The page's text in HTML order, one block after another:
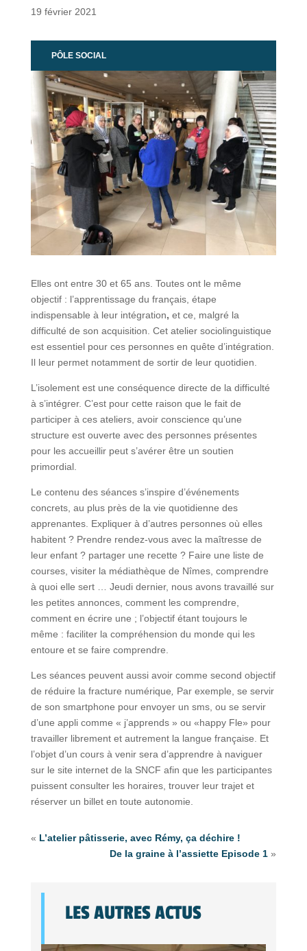
19 février 2021
PÔLE SOCIAL
Elles ont entre 30 et 65 ans. Toutes ont le même
objectif : l’apprentissage du français, étape
indispensable à leur intégration, et ce, malgré la
difficulté de son acquisition. Cet atelier sociolinguistique
est essentiel pour ces personnes en quête d’intégration.
Il leur permet notamment de sortir de leur quotidien.
L’isolement est une conséquence directe de la difficulté
à s’intégrer. C’est pour cette raison que le fait de
participer à ces ateliers, avoir conscience qu’une
structure est ouverte avec des personnes présentes
pour les accueillir peut s’avérer être un soutien
primordial.
Le contenu des séances s’inspire d’événements
concrets, au plus près de la vie quotidienne des
apprenantes. Expliquer à d’autres personnes où elles
habitent ? Prendre rendez-vous avec la maîtresse de
leur enfant ? partager une recette ? Faire une liste de
courses, visiter la médiathèque de Nîmes, comprendre
à quoi elle sert … Jeudi dernier, nous avons travaillé sur
les petites annonces, comment les comprendre,
comment en écrire une ; l’objectif étant toujours le
même : faciliter la compréhension du monde qui les
entoure et se faire comprendre.
Les séances peuvent aussi avoir comme second objectif
de réduire la fracture numérique
Par exemple, se servir
de son smartphone pour envoyer un sms, ou se servir
d’une appli comme « j’apprends » ou «happy Fle» pour
travailler librement et autrement la langue française. Et
l’objet d’un cours à venir sera d’apprendre à naviguer
sur le site internet de la SNCF afin que les participantes
puissent consulter les horaires, trouver leur trajet et
réserver un billet en toute autonomie.
« L’atelier pâtisserie, avec Rémy, ça déchire !
De la graine à l’assiette Episode 1 »
LES AUTRES ACTUS